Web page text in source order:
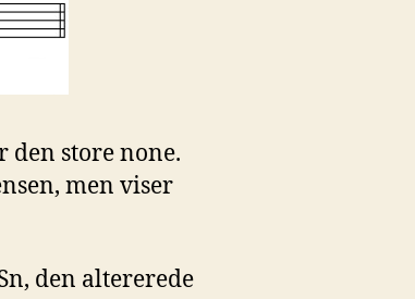
store none.
men viser
den altererede